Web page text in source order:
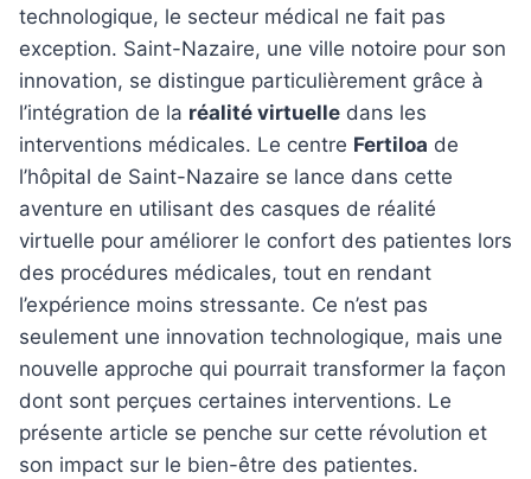
technologique, le secteur médical ne fait pas
exception. Saint-Nazaire, une ville notoire pour son
innovation, se distingue particulièrement grâce à
l’intégration de la réalité virtuelle dans les
interventions médicales. Le centre Fertiloa de
l’hôpital de Saint-Nazaire se lance dans cette
aventure en utilisant des casques de réalité
virtuelle pour améliorer le confort des patientes lors
des procédures médicales, tout en rendant
l’expérience moins stressante. Ce n’est pas
seulement une innovation technologique, mais une
nouvelle approche qui pourrait transformer la façon
dont sont perçues certaines interventions. Le
présente article se penche sur cette révolution et
son impact sur le bien-être des patientes.